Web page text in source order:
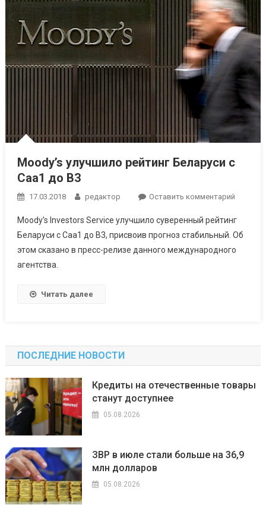
Moody’s улучшило рейтинг Беларуси с
Caa1 до B3
17.03.2018 редактор Оставить комментарийк
рейтинг
Moody’s Investors Service улучшило суверенный рейтинг
Беларуси с Caa1 до B3, присвоив прогноз стабильный. Об
этом сказано в пресс-релизе данного международного
агентства.
Читать далее
ПОСЛЕДНИЕ НОВОСТИ
Кредиты на отечественные товары
станут доступнее
05.08.2026
ЗВР в июле стали больше на 36,9
млн долларов
05.08.2026